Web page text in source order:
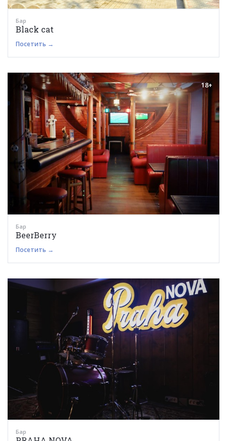
Бар
Black cat
Посетить →
18+
Бар
BeerBerry
Посетить →
Бар